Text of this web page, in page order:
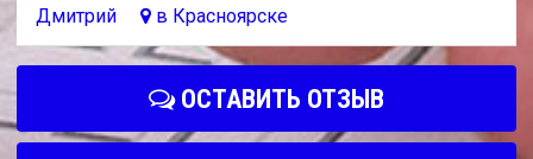
Дмитрий
в Красноярске
ОСТАВИТЬ ОТЗЫВ